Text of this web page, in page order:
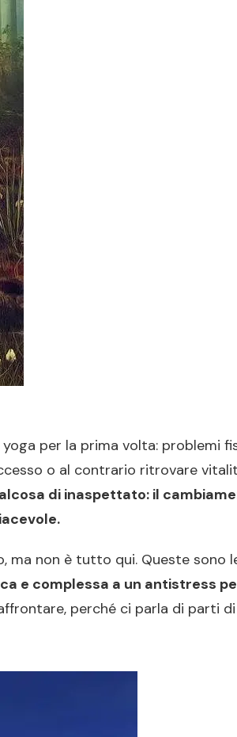
per la prima volta: problemi
o al contrario ritrovare
di inaspettato: il
ma non è tutto qui. Queste sono
e complessa a un antistress
perché ci parla di parti